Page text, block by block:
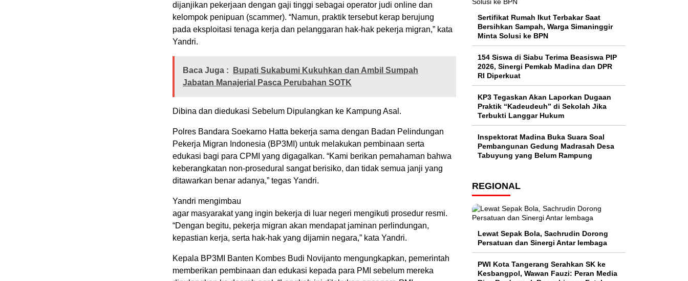
dijanjikan pekerjaan dengan gaji tinggi sebagai operator judi online dan
kelompok penipuan (scammer). “Namun, praktik tersebut kerap berujung
pada eksploitasi tenaga kerja dan pelanggaran hak-hak pekerja migran,” kata
Yandri.
Baca Juga :
Bupati Sukabumi Kukuhkan dan Ambil Sumpah
Jabatan Manajerial Pasca Perubahan SOTK
Dibina dan diedukasi Sebelum Dipulangkan ke Kampung Asal.
Polres Bandara Soekarno Hatta bekerja sama dengan Badan Pelindungan
Pekerja Migran Indonesia (BP3MI) untuk melakukan pembinaan serta
edukasi bagi para CPMI yang digagalkan. “Kami berikan pemahaman bahwa
keberangkatan non-prosedural sangat berisiko, dan tidak semua janji yang
ditawarkan benar adanya,” tegas Yandri.
Yandri mengimbau
agar masyarakat yang ingin bekerja di luar negeri mengikuti prosedur resmi.
“Dengan begitu, pekerja migran akan mendapat jaminan perlindungan,
kepastian kerja, serta hak-hak yang dijamin negara,” kata Yandri.
Kepala BP3MI Banten Kombes Budi Novijanto mengungkapkan, pemerintah
memberikan pembinaan dan edukasi kepada para PMI sebelum mereka
Sertifikat Rumah Ikut Terbakar Saat
Bersihkan Sampah, Warga Simaninggir
Minta Solusi ke BPN
154 Siswa di Siabu Terima Beasiswa PIP
2026, Sinergi Pemkab Madina dan DPR
RI Diperkuat
KP3 Tegaskan Akan Laporkan Dugaan
Praktik “Kadeudeuh” di Sekolah Jika
Terbukti Langgar Hukum
Inspektorat Madina Buka Suara Soal
Pembangunan Gedung Madrasah Desa
Tabuyung yang Belum Rampung
REGIONAL
Lewat Sepak Bola, Sachrudin Dorong
Persatuan dan Sinergi Antar lembaga
PWI Kota Tangerang Serahkan SK ke
Kesbangpol, Wawan Fauzi: Peran Media